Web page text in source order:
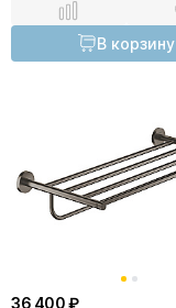
В корзину
36 400 ₽